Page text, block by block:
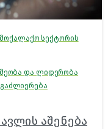
სექტორის
და ლიდერობა
აშენება